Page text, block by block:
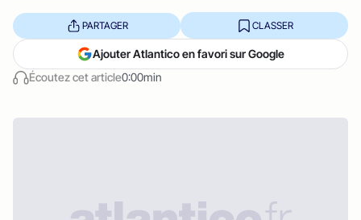
Écoutez cet article0:00min
PARTAGER CLASSER
Ajouter Atlantico en favori sur Google